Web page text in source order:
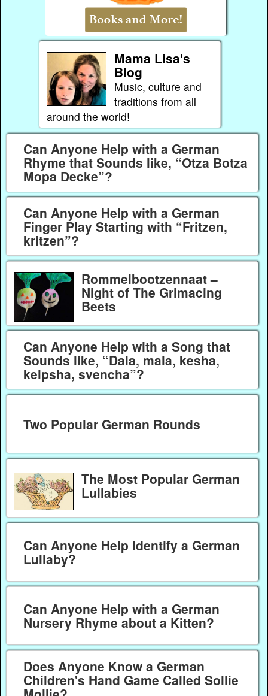
Mama Lisa's
Blog
Music, culture and
traditions from all
around the world!
Can Anyone Help with a German
Rhyme that Sounds like, “Otza Botza
Mopa Decke”?
Can Anyone Help with a German
Finger Play Starting with “Fritzen,
kritzen”?
Rommelbootzennaat –
Night of The Grimacing
Beets
Can Anyone Help with a Song that
Sounds like, “Dala, mala, kesha,
kelpsha, svencha”?
Two Popular German Rounds
The Most Popular German
Lullabies
Can Anyone Help Identify a German
Lullaby?
Can Anyone Help with a German
Nursery Rhyme about a Kitten?
Does Anyone Know a German
Children's Hand Game Called Sollie